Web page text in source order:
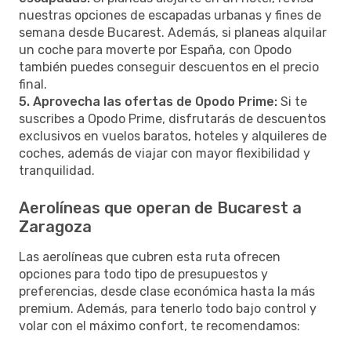
nuestras opciones de escapadas urbanas y fines de
semana desde Bucarest. Además, si planeas alquilar
un coche para moverte por España, con Opodo
también puedes conseguir descuentos en el precio
final.
5. Aprovecha las ofertas de Opodo Prime: Si te
suscribes a Opodo Prime, disfrutarás de descuentos
exclusivos en vuelos baratos, hoteles y alquileres de
coches, además de viajar con mayor flexibilidad y
tranquilidad.
Aerolíneas que operan de Bucarest a
Zaragoza
Las aerolíneas que cubren esta ruta ofrecen
opciones para todo tipo de presupuestos y
preferencias, desde clase económica hasta la más
premium. Además, para tenerlo todo bajo control y
volar con el máximo confort, te recomendamos: